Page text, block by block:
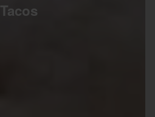
Tacos